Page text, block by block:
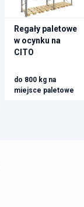
Regały paletowe
w ocynku na
CITO
do 800 kg na
miejsce paletowe